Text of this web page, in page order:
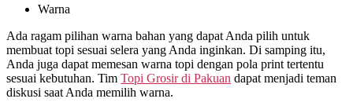
Warna
Ada ragam pilihan warna bahan yang dapat Anda pilih untuk
membuat topi sesuai selera yang Anda inginkan. Di samping itu,
Anda juga dapat memesan warna topi dengan pola print tertentu
sesuai kebutuhan. Tim Topi Grosir di Pakuan dapat menjadi teman
diskusi saat Anda memilih warna.